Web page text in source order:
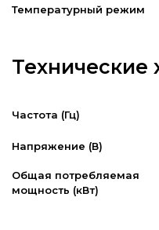
Температурный режим
Технические
Частота (Гц)
Напряжение (В)
Общая потребляемая
мощность (кВт)